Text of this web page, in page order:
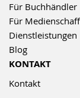
Für Buchhändler
Für
Dienstleistungen
Blog
KONTAKT
Kontakt